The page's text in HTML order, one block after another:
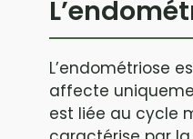
L’endométriose
affecte
est liée au cycle